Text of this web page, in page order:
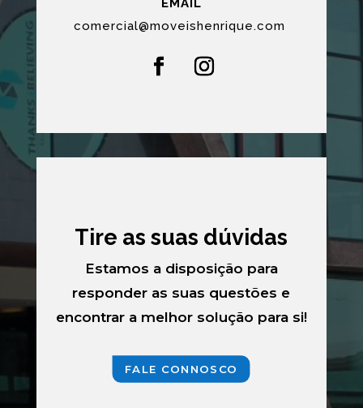
EMAIL
comercial@moveishenrique.com
Tire as suas dúvidas
Estamos a disposição para
responder as suas questões e
encontrar a melhor solução para si!
FALE CONNOSCO